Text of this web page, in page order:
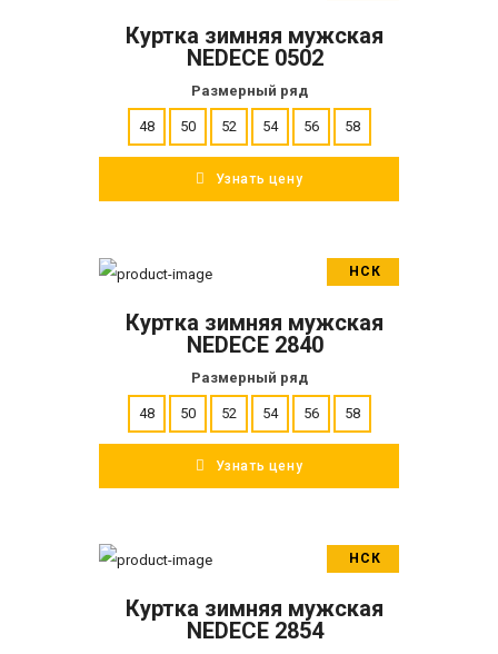
ПОДРОБНЕЕ
Куртка зимняя мужская
NEDECE 0502
Размерный ряд
48 50 52 54 56 58
Узнать цену
НСК
ПОДРОБНЕЕ
Куртка зимняя мужская
NEDECE 2840
Размерный ряд
48 50 52 54 56 58
Узнать цену
НСК
ПОДРОБНЕЕ
Куртка зимняя мужская
NEDECE 2854